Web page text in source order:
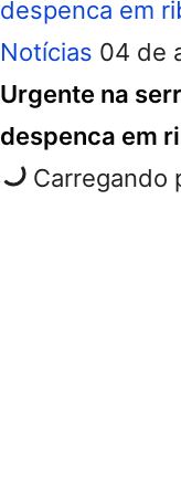
Notícias 04 de
Urgente na
despenca em
Carregando